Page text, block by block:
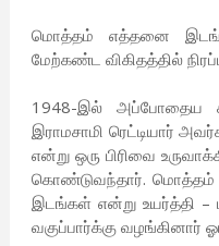
மொத்தம் எத்தனை
மேற்கண்ட விகிதத்தில்
1948-இல் அப்போதைய
இராமசாமி ரெட்டியார்
என்று ஒரு பிரிவை
கொண்டுவந்தார். மொத்தம்
இடங்கள் என்று உயர்த்தி –
வகுப்பார்க்கு வழங்கினார்